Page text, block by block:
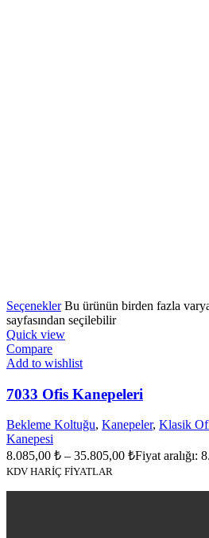
Seçenekler Bu ürünün birden fazla
sayfasından seçilebilir
Quick view
Compare
Add to wishlist
7033 Ofis Kanepeleri
Bekleme Koltuğu, Kanepeler, Klasik
Kanepesi
8.085,00 ₺ – 35.805,00 ₺Fiyat aralığı:
KDV HARİÇ FİYATLAR